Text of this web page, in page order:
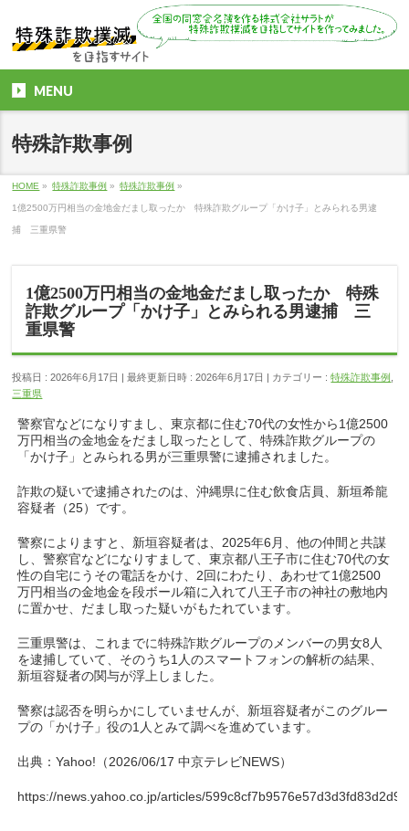
MENU
特殊詐欺事例
HOME » 特殊詐欺事例 » 特殊詐欺事例 »
1億2500万円相当の金地金だまし取ったか 特殊詐欺グループ「かけ子」とみられる男逮
捕 三重県警
1億2500万円相当の金地金だまし取ったか 特殊
詐欺グループ「かけ子」とみられる男逮捕 三
重県警
投稿日 : 2026年6月17日 最終更新日時 : 2026年6月17日 カテゴリー :特殊詐欺事例
三重県
警察官などになりすまし、東京都に住む70代の女性から1億2500
万円相当の金地金をだまし取ったとして、特殊詐欺グループの
「かけ子」とみられる男が三重県警に逮捕されました。
詐欺の疑いで逮捕されたのは、沖縄県に住む飲食店員、新垣希龍
容疑者（25）です。
警察によりますと、新垣容疑者は、2025年6月、他の仲間と共謀
し、警察官などになりすまして、東京都八王子市に住む70代の女
性の自宅にうその電話をかけ、2回にわたり、あわせて1億2500
万円相当の金地金を段ボール箱に入れて八王子市の神社の敷地内
に置かせ、だまし取った疑いがもたれています。
三重県警は、これまでに特殊詐欺グループのメンバーの男女8人
を逮捕していて、そのうち1人のスマートフォンの解析の結果、
新垣容疑者の関与が浮上しました。
警察は認否を明らかにしていませんが、新垣容疑者がこのグルー
プの「かけ子」役の1人とみて調べを進めています。
出典：Yahoo!（2026/06/17 中京テレビNEWS）
https://news.yahoo.co.jp/articles/